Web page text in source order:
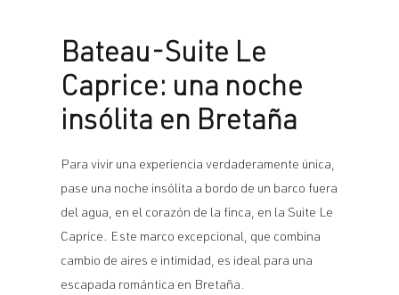
Bateau-Suite Le
Caprice: una noche
insólita en Bretaña
Para vivir una experiencia verdaderamente única,
pase una noche insólita a bordo de un barco fuera
del agua, en el corazón de la finca, en la Suite Le
Caprice. Este marco excepcional, que combina
cambio de aires e intimidad, es ideal para una
escapada romántica en Bretaña.